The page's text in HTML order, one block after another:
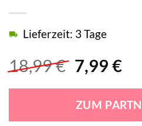
18,99€
war:
18,99 €
7,99 €
Lieferzeit: 3 Tage
ZUM